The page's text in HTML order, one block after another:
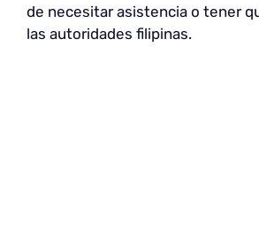
de necesitar asistencia o tener
las autoridades filipinas.